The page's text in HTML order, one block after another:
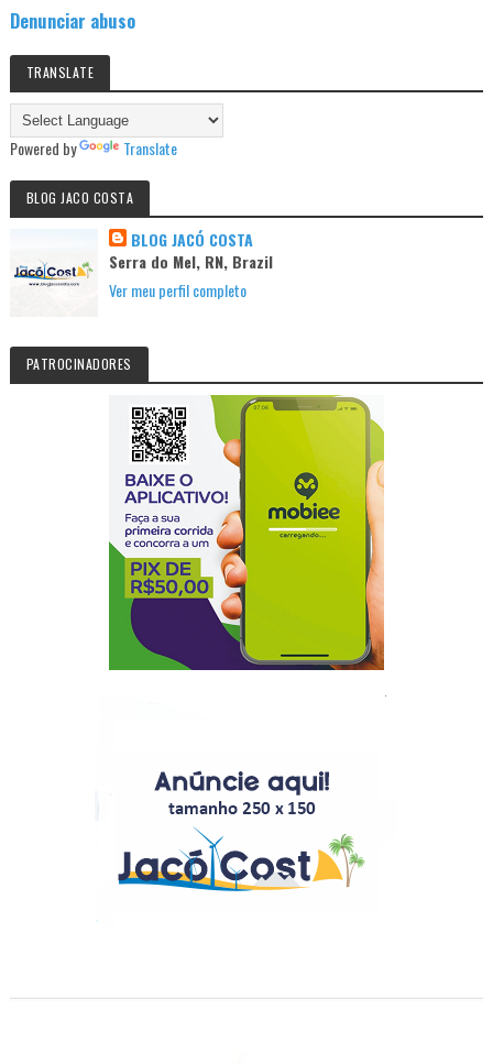
Denunciar abuso
TRANSLATE
Powered by Translate
BLOG JACO COSTA
BLOG JACÓ COSTA
Serra do Mel, RN, Brazil
Ver meu perfil completo
PATROCINADORES